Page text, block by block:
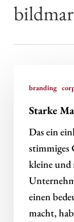
Markebranding
Starke
Das ein
stimmiges
kleine und
einen
macht,